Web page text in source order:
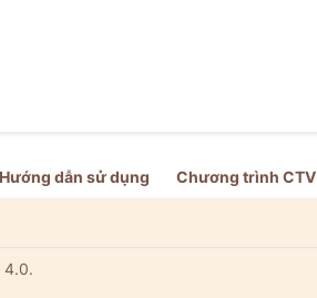
Hướng dẫn sử dụng Chương trình CTV
4.0.